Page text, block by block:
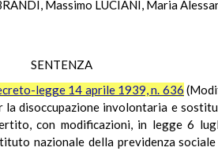
Massimo LUCIANI, Maria
SENTENZA
legge 14 aprile 1939, n. 636
disoccupazione involontaria e
con modificazioni, in legge 6
nazionale della previdenza